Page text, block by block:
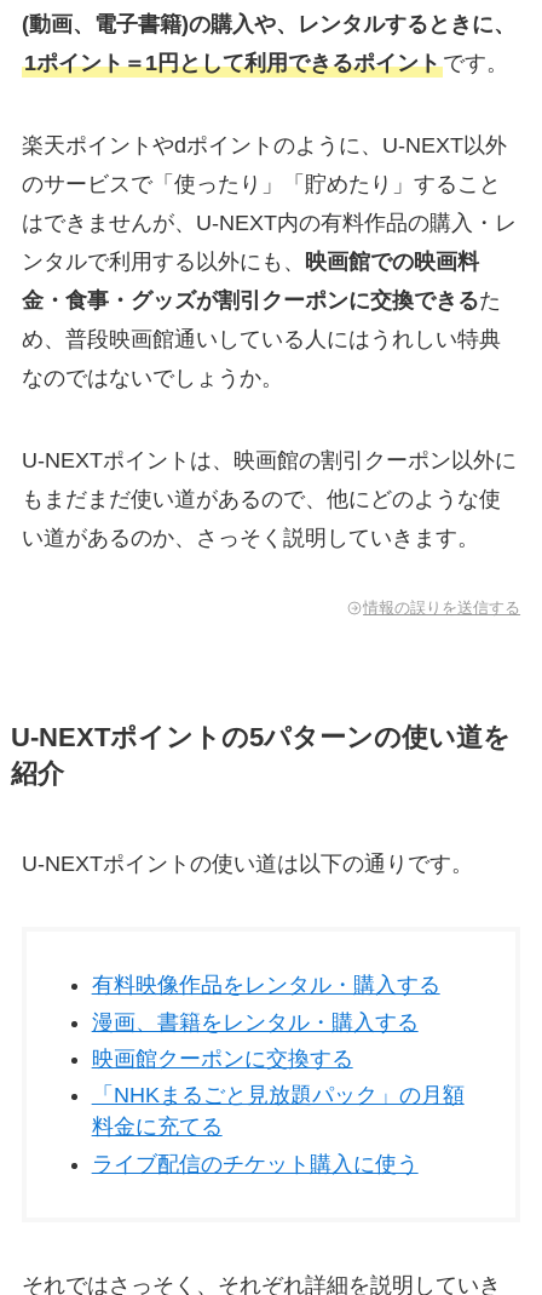
(動画、電子書籍)の購入や、レンタルするときに、
1ポイント＝1円として利用できるポイントです。
楽天ポイントやdポイントのように、U-NEXT以外
のサービスで「使ったり」「貯めたり」すること
はできませんが、U-NEXT内の有料作品の購入・レ
ンタルで利用する以外にも、 映画館での映画料
金・食事・グッズが割引クーポンに交換できるた
め、普段映画館通いしている人にはうれしい特典
なのではないでしょうか。
U-NEXTポイントは、映画館の割引クーポン以外に
もまだまだ使い道があるので、他にどのような使
い道があるのか、さっそく説明していきます。
情報の誤りを送信する
U-NEXTポイントの5パターンの使い道を
紹介
U-NEXTポイントの使い道は以下の通りです。
有料映像作品をレンタル・購入する
漫画、書籍をレンタル・購入する
映画館クーポンに交換する
「NHKまるごと見放題パック」の月額
料金に充てる
ライブ配信のチケット購入に使う
それではさっそく、それぞれ詳細を説明していき